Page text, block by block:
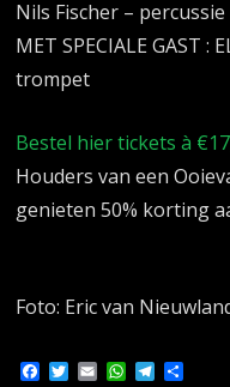
Nils Fischer – percussie
MET SPECIALE GAST :
trompet
Bestel hier tickets à
Houders van een
genieten 50% korting
Foto: Eric van
Facebook
TwitterEmailWhatsApp
Telegram